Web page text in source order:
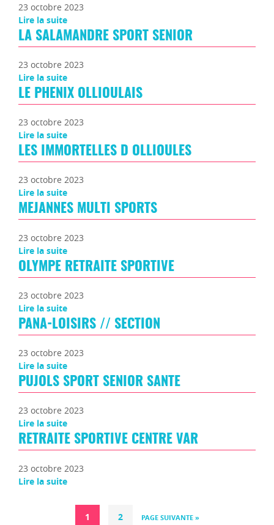
23 octobre 2023
Lire la suite
LA SALAMANDRE SPORT SENIOR
23 octobre 2023
Lire la suite
LE PHENIX OLLIOULAIS
23 octobre 2023
Lire la suite
LES IMMORTELLES D OLLIOULES
23 octobre 2023
Lire la suite
MEJANNES MULTI SPORTS
23 octobre 2023
Lire la suite
OLYMPE RETRAITE SPORTIVE
23 octobre 2023
Lire la suite
PANA-LOISIRS // SECTION
23 octobre 2023
Lire la suite
PUJOLS SPORT SENIOR SANTE
23 octobre 2023
Lire la suite
RETRAITE SPORTIVE CENTRE VAR
23 octobre 2023
Lire la suite
1 2 PAGE SUIVANTE »